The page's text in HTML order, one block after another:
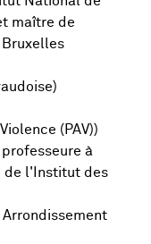
maître de
(PAV))
à
de l'Institut des
Arrondissement